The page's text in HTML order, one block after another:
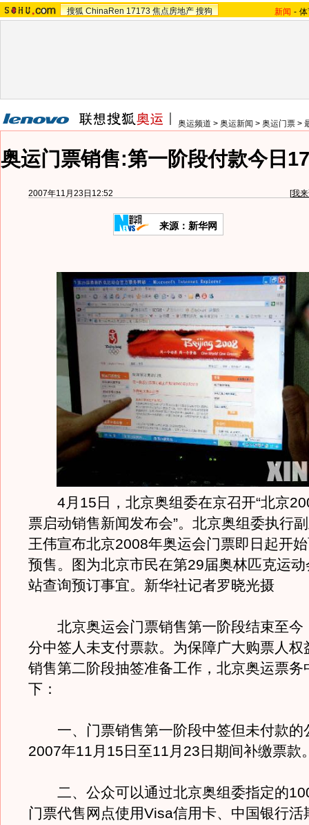
搜狐 ChinaRen 17173 焦点房地产 搜狗 新闻 -
奥运频道 > 奥运新闻 > 奥运门票 >
奥运门票销售:第一阶段付款今日
2007年11月23日12:52 [我
来源：新华网
4月15日，北京奥组委在京召开“北京
票启动销售新闻发布会”。北京奥组委执行
王伟宣布北京2008年奥运会门票即日起开
预售。图为北京市民在第29届奥林匹克运
站查询预订事宜。新华社记者罗晓光摄
北京奥运会门票销售第一阶段结束至今
分中签人未支付票款。为保障广大购票人权
销售第二阶段抽签准备工作，北京奥运票务
下：
一、门票销售第一阶段中签但未付款的
2007年11月15日至11月23日期间补缴票款
二、公众可以通过北京奥组委指定的
门票代售网点使用Visa信用卡、中国银行活